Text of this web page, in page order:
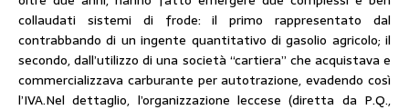
collaudati sistemi di frode: il primo rappresentato dal
contrabbando di un ingente quantitativo di gasolio agricolo; il
secondo, dall’utilizzo di una società “cartiera” che acquistava e
commercializzava carburante per autotrazione, evadendo così
l’IVA.Nel dettaglio, l’organizzazione leccese (diretta da P.Q.,